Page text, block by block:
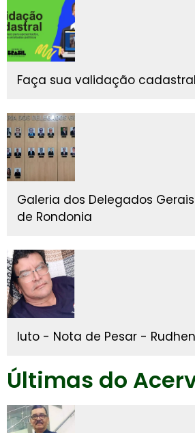
Faça sua validação cadastral
Galeria dos Delegados
de Rondonia
luto - Nota de Pesar - Rudhen
Últimas do